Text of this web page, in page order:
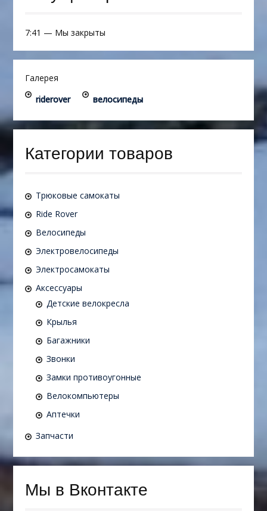
7:41 — Мы закрыты
Галерея
riderover
велосипеды
Категории товаров
Трюковые самокаты
Ride Rover
Велосипеды
Электровелосипеды
Электросамокаты
Аксессуары
Детские велокресла
Крылья
Багажники
Звонки
Замки противоугонные
Велокомпьютеры
Аптечки
Запчасти
Мы в Вконтакте